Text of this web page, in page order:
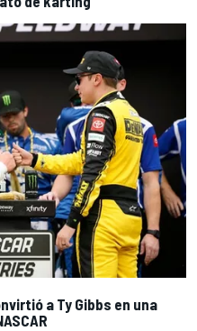
a Ty Gibbs en una